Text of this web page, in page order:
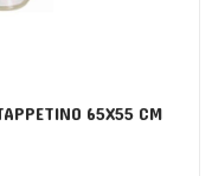
65X55 CM